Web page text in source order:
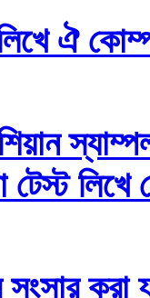
লিখে ঐ
লিখে
করা